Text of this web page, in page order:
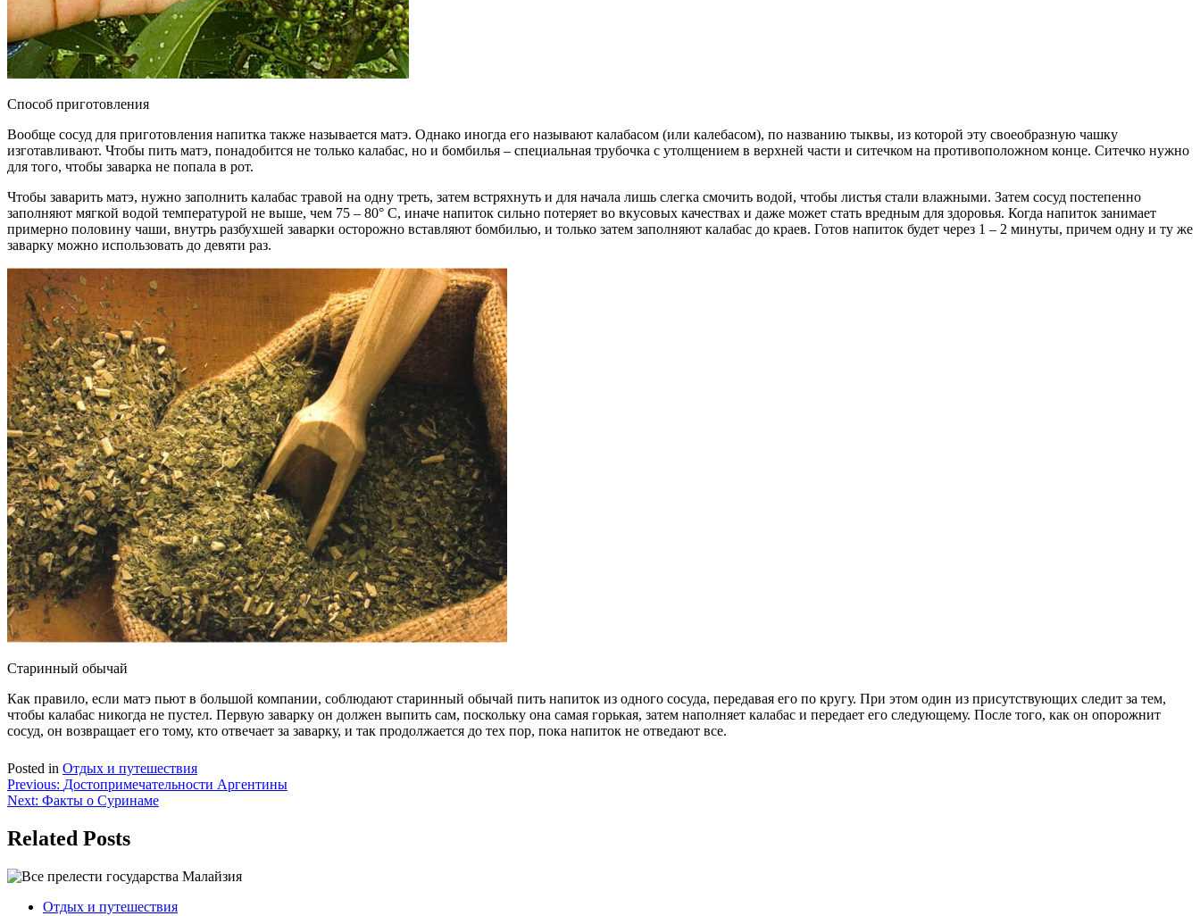
Способ приготовления
Вообще сосуд для приготовления напитка также называется матэ. Однако иногда его называют калабасом (или калебасом), по названию тыквы, из которой эту своеобразную чашку
изготавливают. Чтобы пить матэ, понадобится не только калабас, но и бомбилья – специальная трубочка с утолщением в верхней части и ситечком на противоположном конце. Ситечко нужно
для того, чтобы заварка не попала в рот.
Чтобы заварить матэ, нужно заполнить калабас травой на одну треть, затем встряхнуть и для начала лишь слегка смочить водой, чтобы листья стали влажными. Затем сосуд постепенно
заполняют мягкой водой температурой не выше, чем 75 – 80° С, иначе напиток сильно потеряет во вкусовых качествах и даже может стать вредным для здоровья. Когда напиток занимает
примерно половину чаши, внутрь разбухшей заварки осторожно вставляют бомбилью, и только затем заполняют калабас до краев. Готов напиток будет через 1 – 2 минуты, причем одну и ту же
заварку можно использовать до девяти раз.
Старинный обычай
Как правило, если матэ пьют в большой компании, соблюдают старинный обычай пить напиток из одного сосуда, передавая его по кругу. При этом один из присутствующих следит за тем,
чтобы калабас никогда не пустел. Первую заварку он должен выпить сам, поскольку она самая горькая, затем наполняет калабас и передает его следующему. После того, как он опорожнит
сосуд, он возвращает его тому, кто отвечает за заварку, и так продолжается до тех пор, пока напиток не отведают все.
Posted in Отдых и путешествия
Навигация
по
записям
Previous: Достопримечательности Аргентины
Next: Факты о Суринаме
Related Posts
Отдых и путешествия